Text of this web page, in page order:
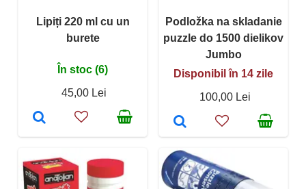
Lipiți 220 ml cu un
burete
În stoc (6)
45,00 Lei
Podložka na skladanie
puzzle do 1500 dielikov
Jumbo
Disponibil în 14 zile
100,00 Lei